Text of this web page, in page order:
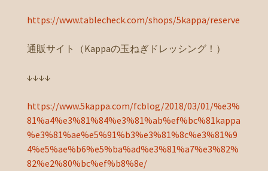
https://www.tablecheck.com/shops/5kappa/reserve
通販サイト（Kappaの玉ねぎドレッシング！）
↓↓↓↓
https://www.5kappa.com/fcblog/2018/03/01/%e3%
81%a4%e3%81%84%e3%81%ab%ef%bc%81kappa
%e3%81%ae%e5%91%b3%e3%81%8c%e3%81%9
4%e5%ae%b6%e5%ba%ad%e3%81%a7%e3%82%
82%e2%80%bc%ef%b8%8e/